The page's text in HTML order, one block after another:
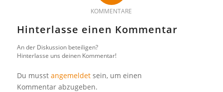
KOMMENTARE
Hinterlasse einen Kommentar
An der Diskussion beteiligen?
Hinterlasse uns deinen Kommentar!
Du musst angemeldetsein, um einen
Kommentar abzugeben.